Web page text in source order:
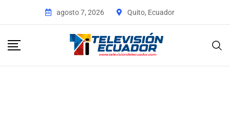
agosto 7, 2026 Quito, Ecuador